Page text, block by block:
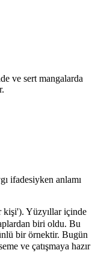
ve sert mangalarda
ifadesiyken anlamı
kişi'). Yüzyıllar içinde
biri oldu. Bu
bir örnektir. Bugün
ve çatışmaya hazır